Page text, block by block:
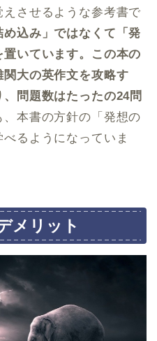
させるような参考書で
め込み」ではなくて「発
いています。この本の
大の英作文を攻略す
問題数はたったの24問
、本書の方針の「発想の
るようになっていま
メリット